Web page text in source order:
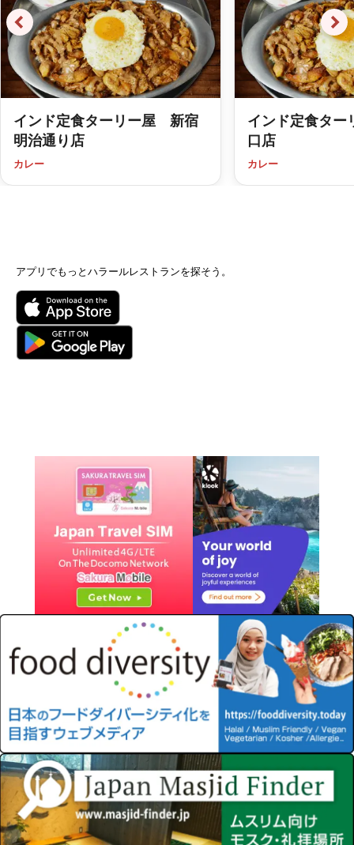
インド定食ターリー屋 新宿
明治通り店
カレー
インド定食ター
口店
カレー
アプリでもっとハラールレストランを探そう。